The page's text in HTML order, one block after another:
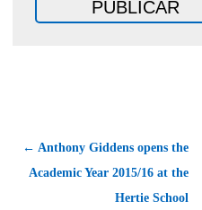
← Anthony Giddens opens the
Academic Year 2015/16 at the
Hertie School